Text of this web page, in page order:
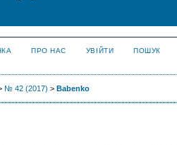
ПРО НАС УВІЙТИ
ПОШУК
№ 42 (2017) > Babenko